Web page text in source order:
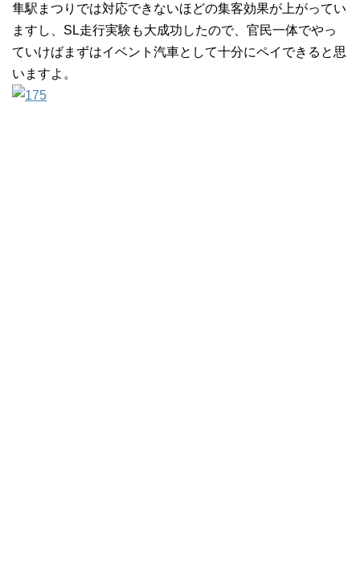
隼駅まつりでは対応できないほどの集客効果が上がってい
ますし、SL走行実験も大成功したので、官民一体でやっ
ていけばまずはイベント汽車として十分にペイできると思
いますよ。